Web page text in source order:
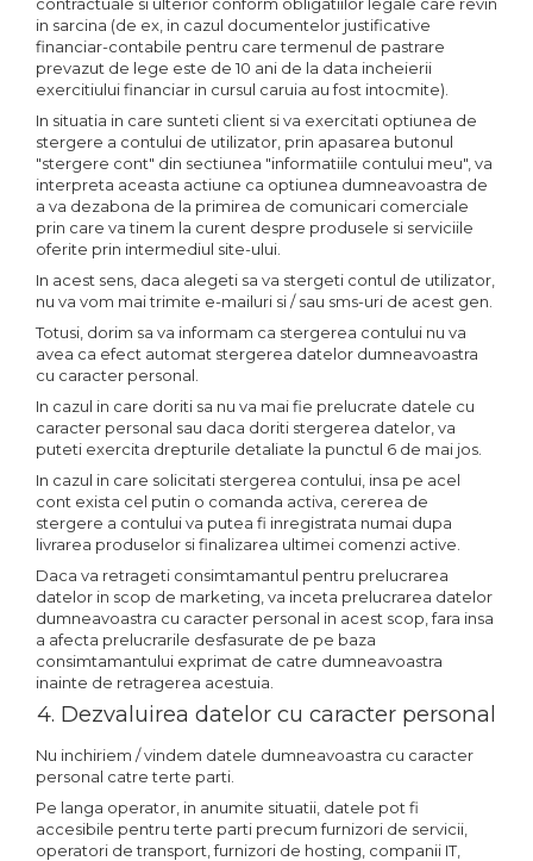
in sarcina (de ex, in cazul documentelor justificative
financiar-contabile pentru care termenul de pastrare
prevazut de lege este de 10 ani de la data incheierii
exercitiului financiar in cursul caruia au fost intocmite).
In situatia in care sunteti client si va exercitati optiunea de
stergere a contului de utilizator, prin apasarea butonul
"stergere cont" din sectiunea "informatiile contului meu", va
interpreta aceasta actiune ca optiunea dumneavoastra de
a va dezabona de la primirea de comunicari comerciale
prin care va tinem la curent despre produsele si serviciile
oferite prin intermediul site-ului.
In acest sens, daca alegeti sa va stergeti contul de utilizator,
nu va vom mai trimite e-mailuri si / sau sms-uri de acest gen.
Totusi, dorim sa va informam ca stergerea contului nu va
avea ca efect automat stergerea datelor dumneavoastra
cu caracter personal.
In cazul in care doriti sa nu va mai fie prelucrate datele cu
caracter personal sau daca doriti stergerea datelor, va
puteti exercita drepturile detaliate la punctul 6 de mai jos.
In cazul in care solicitati stergerea contului, insa pe acel
cont exista cel putin o comanda activa, cererea de
stergere a contului va putea fi inregistrata numai dupa
livrarea produselor si finalizarea ultimei comenzi active.
Daca va retrageti consimtamantul pentru prelucrarea
datelor in scop de marketing, va inceta prelucrarea datelor
dumneavoastra cu caracter personal in acest scop, fara insa
a afecta prelucrarile desfasurate de pe baza
consimtamantului exprimat de catre dumneavoastra
inainte de retragerea acestuia.
4. Dezvaluirea datelor cu caracter personal
Nu inchiriem / vindem datele dumneavoastra cu caracter
personal catre terte parti.
Pe langa operator, in anumite situatii, datele pot fi
accesibile pentru terte parti precum furnizori de servicii,
operatori de transport, furnizori de hosting, companii IT,